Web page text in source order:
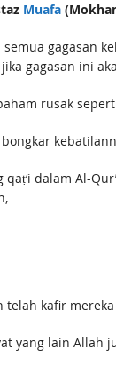
Muafa
semua gagasan
gagasan ini
qaṭ‘i dalam Al-
telah kafir
yang lain Allah